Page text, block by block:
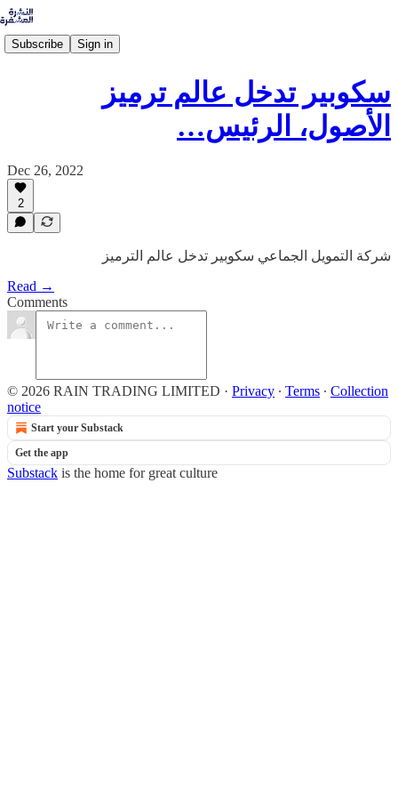
Subscribe Sign in
سكوبير تدخل عالم ترميز
الأصول، الرئيس…
Dec 26, 2022
2
شركة التمويل الجماعي سكوبير تدخل عالم الترميز
Read →
Comments
© 2026 RAIN TRADING LIMITED · Privacy ∙ Terms ∙ Collection
notice
Start your Substack
Get the app
Substack is the home for great culture